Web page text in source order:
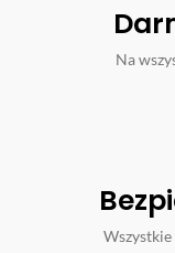
Na
Wszystkie